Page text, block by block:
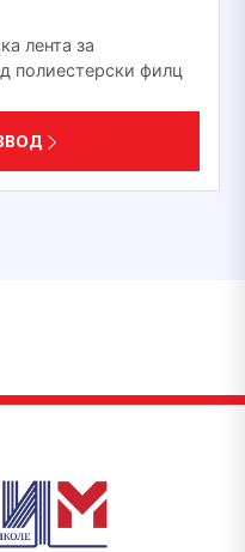
лента за
полиестерски филц